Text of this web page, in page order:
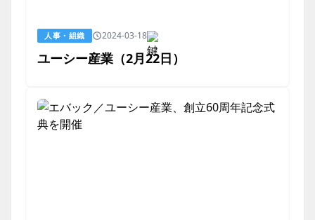
人事・組織 2024-03-18
ユーシー産業（2月22日）